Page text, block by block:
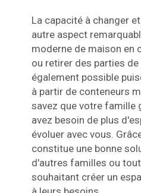
La capacité à changer
autre aspect
moderne de maison en
ou retirer des parties
également possible
à partir de conteneurs
savez que votre famille
avez besoin de plus
évoluer avec vous.
constitue une bonne
d'autres familles ou
souhaitant créer un